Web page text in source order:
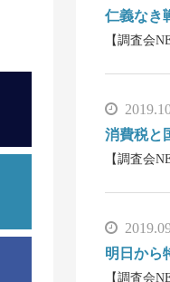
仁義なき
【調査会
消費税と
【調査会
明日から
【調査会